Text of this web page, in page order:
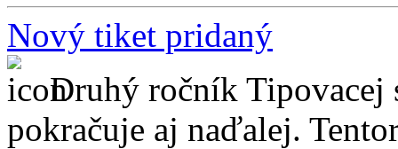
Nový tiket pridaný
Druhý ročník Tipovacej
pokračuje aj naďalej.